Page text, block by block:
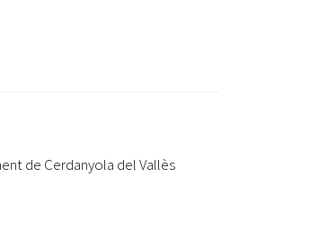
de Cerdanyola del Vallès